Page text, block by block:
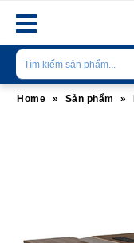
Home » Sản phẩm »